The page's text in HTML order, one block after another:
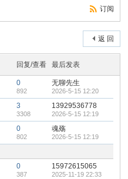
订阅
返 回
回复/查看 最后发表
0
892
无聊先生
2026-5-15 12:20
3
3308
13929536778
2026-5-15 12:19
0
802
魂殇
2026-5-15 12:19
0
387
15972615065
2025-11-19 22:33